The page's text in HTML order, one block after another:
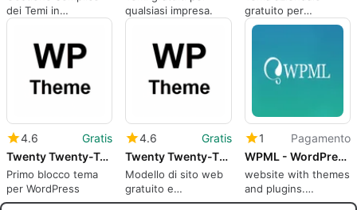
dei Temi in
WordPress
qualsiasi impresa.
gratuito per
WordPress
4.6
Gratis
Twenty Twenty-Two
Primo blocco tema
per WordPress
4.6
Gratis
Twenty Twenty-Three
Modello di sito web
gratuito e
personalizzabile
1
Pagamento
WPML - WordPress Multilingual Plugin
website with themes
and plugins.
Personalizza il tuo